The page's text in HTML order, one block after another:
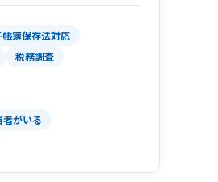
帳簿保存法対応
税務調査
者がいる